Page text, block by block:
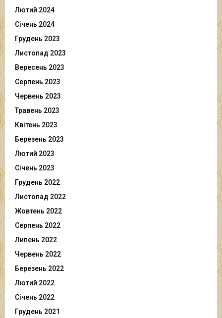
Лютий 2024
Січень 2024
Грудень 2023
Листопад 2023
Вересень 2023
Серпень 2023
Червень 2023
Травень 2023
Квітень 2023
Березень 2023
Лютий 2023
Січень 2023
Грудень 2022
Листопад 2022
Жовтень 2022
Серпень 2022
Липень 2022
Червень 2022
Березень 2022
Лютий 2022
Січень 2022
Грудень 2021